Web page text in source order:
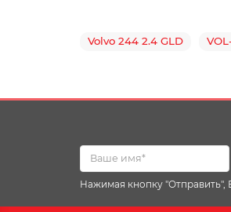
Volvo 244 2.4 GLD
Нажимая кнопку "Отправить",